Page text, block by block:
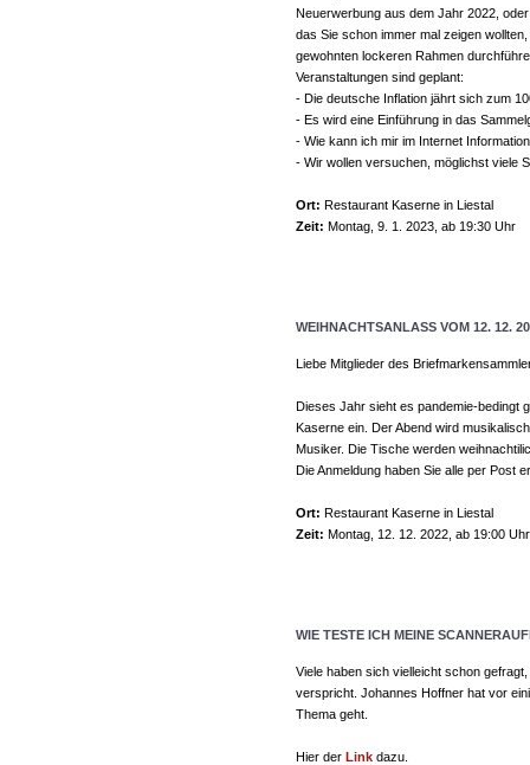
Neuerwerbung aus dem Jahr 2022,
das Sie schon immer mal zeigen
gewohnten lockeren Rahmen
Veranstaltungen sind geplant:
- Die deutsche Inflation jährt sich zum
- Es wird eine Einführung in das
- Wie kann ich mir im Internet
- Wir wollen versuchen, möglichst viele
Ort: Restaurant Kaserne in Liestal
Zeit: Montag, 9. 1. 2023, ab 19:30 Uhr
WEIHNACHTSANLASS VOM 12. 12.
Liebe Mitglieder des
Dieses Jahr sieht es pandemie-bedingt
Kaserne ein. Der Abend wird
Musiker. Die Tische werden
Die Anmeldung haben Sie alle per Post
Ort: Restaurant Kaserne in Liestal
Zeit: Montag, 12. 12. 2022, ab 19:00 Uhr
WIE TESTE ICH MEINE
Viele haben sich vielleicht schon
verspricht. Johannes Hoffner hat vor
Thema geht.
Hier der Link dazu.